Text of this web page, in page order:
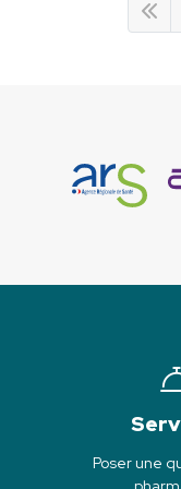
Poser une